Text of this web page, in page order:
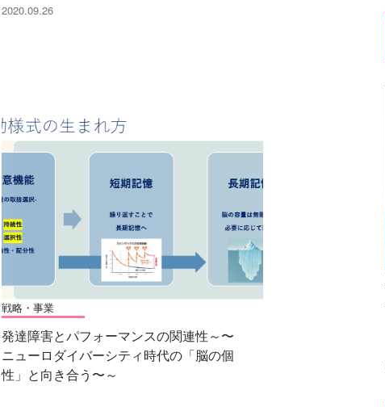
2020.09.26
戦略・事業
発達障害とパフォーマンスの関連性～〜
ニューロダイバーシティ時代の「脳の個
性」と向き合う〜～